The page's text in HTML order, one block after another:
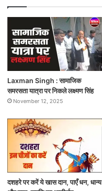
Laxman Singh : सामाजिक
समरसता यात्रा पर निकले लक्ष्मण सिंह
November 12, 2025
दशहरे पर करें ये खास दान, पाएँ धन, धान्य